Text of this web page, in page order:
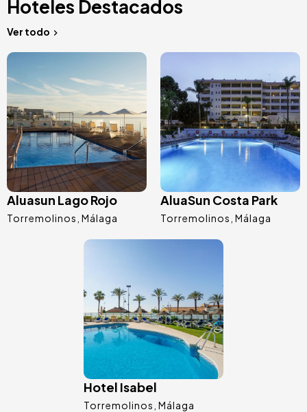
Hoteles Destacados
Ver todo
Image
Aluasun Lago Rojo
Torremolinos Málaga
Image
AluaSun Costa Park
Torremolinos Málaga
Hotel Isabel
Torremolinos Málaga